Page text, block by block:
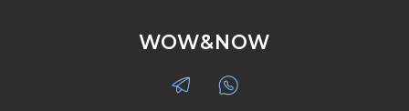
WOW&NOW